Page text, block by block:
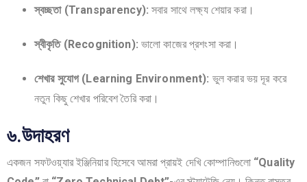
স্বচ্ছতা (Transparency): সবার সাথে লক্ষ্য শেয়ার করা।
স্বীকৃতি (Recognition): ভালো কাজের প্রশংসা করা।
শেখার সুযোগ (Learning Environment): ভুল করার ভয় দূর করে
নতুন কিছু শেখার পরিবেশ তৈরি করা।
৬.উদাহরণ
একজন সফটওয়্যার ইঞ্জিনিয়ার হিসেবে আমরা প্রায়ই দেখি কোম্পানিগুলো “Quality